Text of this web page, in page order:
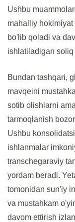
Ushbu
mahalliy
bo'lib qoladi va
ishlatiladigan
Bundan tashqari,
mavqeini
sotib olishlarni
tarmoqlanish
Ushbu
ishlanmalar
transchegaraviy
yordam beradi.
tomonidan sun'iy
va mustahkam
davom ettirish